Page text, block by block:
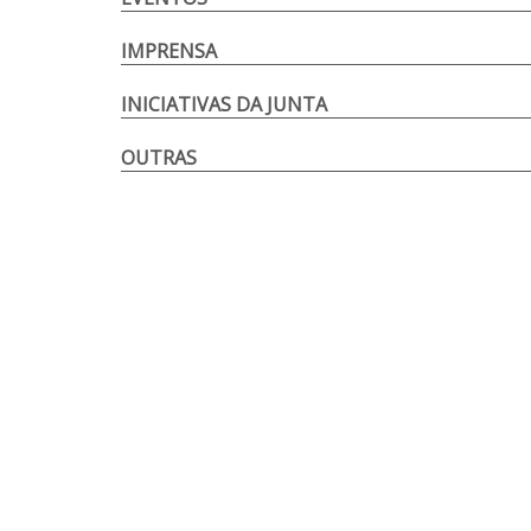
IMPRENSA
INICIATIVAS DA JUNTA
OUTRAS